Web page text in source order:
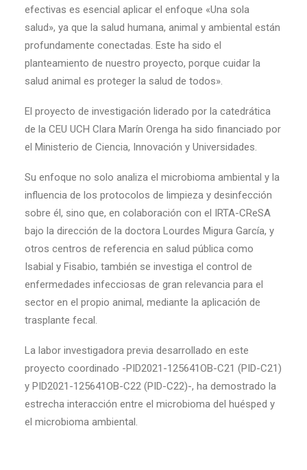
efectivas es esencial aplicar el enfoque «Una sola
salud», ya que la salud humana, animal y ambiental están
profundamente conectadas. Este ha sido el
planteamiento de nuestro proyecto, porque cuidar la
salud animal es proteger la salud de todos».
El proyecto de investigación liderado por la catedrática
de la CEU UCH Clara Marín Orenga ha sido financiado por
el Ministerio de Ciencia, Innovación y Universidades.
Su enfoque no solo analiza el microbioma ambiental y la
influencia de los protocolos de limpieza y desinfección
sobre él, sino que, en colaboración con el IRTA-CReSA
bajo la dirección de la doctora Lourdes Migura García, y
otros centros de referencia en salud pública como
Isabial y Fisabio, también se investiga el control de
enfermedades infecciosas de gran relevancia para el
sector en el propio animal, mediante la aplicación de
trasplante fecal.
La labor investigadora previa desarrollado en este
proyecto coordinado -PID2021-125641OB-C21 (PID-C21)
y PID2021-125641OB-C22 (PID-C22)-, ha demostrado la
estrecha interacción entre el microbioma del huésped y
el microbioma ambiental.